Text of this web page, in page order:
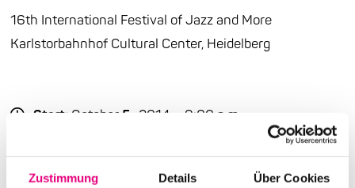
Zustimmung Details Über Cookies
16th International Festival of Jazz and More
Karlstorbahnhof Cultural Center, Heidelberg
Start: October 5
, 2014 – 9:00 p.m.
End:October
, 2014 - 12:00 a.m.